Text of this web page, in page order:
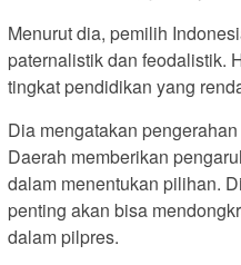
Menurut dia, pemilih
paternalistik dan feodalistik.
tingkat pendidikan yang
Dia mengatakan
Daerah memberikan
dalam menentukan pilihan.
penting akan bisa
dalam pilpres.